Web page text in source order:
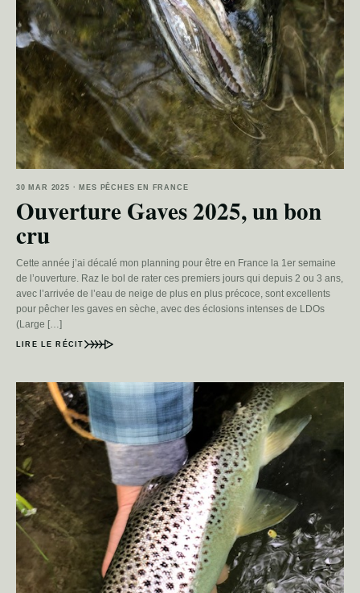
30 MAR 2025 · MES PÊCHES EN FRANCE
Ouverture Gaves 2025, un bon
cru
Cette année j’ai décalé mon planning pour être en France la 1er semaine
de l’ouverture. Raz le bol de rater ces premiers jours qui depuis 2 ou 3 ans,
avec l’arrivée de l’eau de neige de plus en plus précoce, sont excellents
pour pêcher les gaves en sèche, avec des éclosions intenses de LDOs
(Large […]
LIRE LE RÉCIT